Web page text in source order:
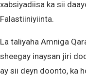
xabsiyadiisa ka sii
Falastiiniyiinta.
La taliyaha Amniga
sheegay inaysan jiri
ay sii deyn doonto, ka